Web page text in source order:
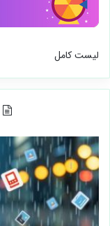
لیست کامل